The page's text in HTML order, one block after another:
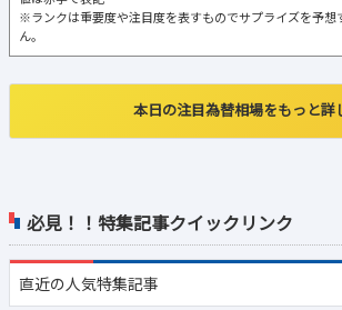
必見！！特集記事クイックリンク
直近の人気特集記事
※ランクは重要度や注目度を表すものでサプライズを予想
ん。
本日の注目為替相場をもっと詳